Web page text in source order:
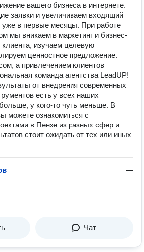
вашего бизнеса в интернете.
заявки и увеличиваем входящий
уже в первые месяцы. При работе
мы вникаем в маркетинг и бизнес-
изучаем целевую
ценностное предложение.
а привлечением клиентов
команда агентства LeadUP!
от внедрения современных
есть у всех наших
больше, у кого-то чуть меньше. В
можете ознакомиться с
в Пензе из разных сфер и
стоит ожидать от тех или иных
—
Чат